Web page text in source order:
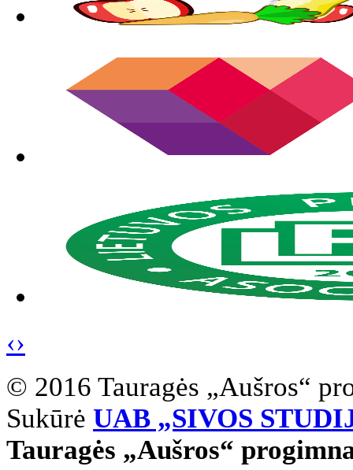
‹›
© 2016 Tauragės „Aušros“
Sukūrė UAB „SIVOS
Tauragės „Aušros“